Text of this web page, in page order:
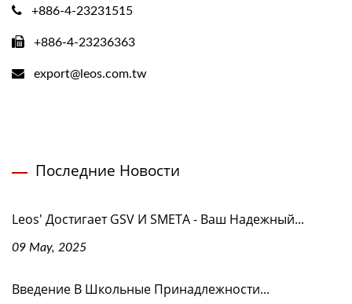
+886-4-23231515
+886-4-23236363
export@leos.com.tw
Последние Новости
Leos' Достигает GSV И SMETA - Ваш Надежный...
09 May, 2025
Введение В Школьные Принадлежности...